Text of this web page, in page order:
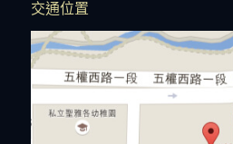
交通位置